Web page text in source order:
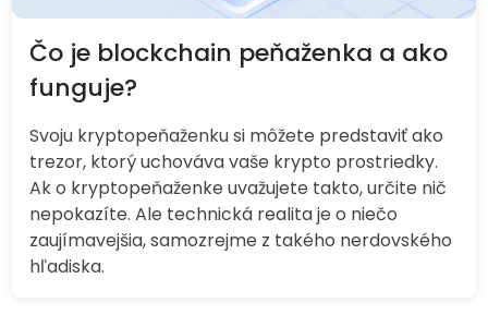
Čo je blockchain peňaženka a ako
funguje?
Svoju kryptopeňaženku si môžete predstaviť ako
trezor, ktorý uchováva vaše krypto prostriedky.
Ak o kryptopeňaženke uvažujete takto, určite nič
nepokazíte. Ale technická realita je o niečo
zaujímavejšia, samozrejme z takého nerdovského
hľadiska.